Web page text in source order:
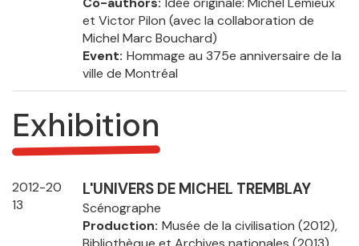
et Victor Pilon (avec la collaboration de
Michel Marc Bouchard)
Event Hommage au 375e anniversaire de la
ville de Montréal
Exhibition
2012-20
13
L'UNIVERS DE MICHEL TREMBLAY
Scénographe
Production Musée de la civilisation (2012),